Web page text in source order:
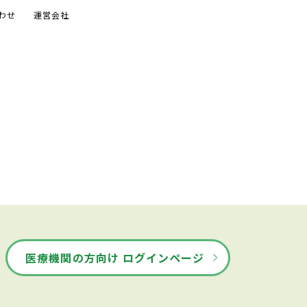
せ 運営会社
医療機関の方向け ログインページ